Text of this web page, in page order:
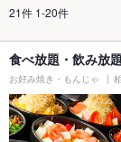
21件 1-20件
食べ放題・飲み放
お好み焼き・もんじゃ 柏